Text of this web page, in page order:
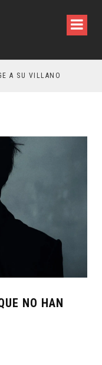
A SU VILLANO
NO HAN